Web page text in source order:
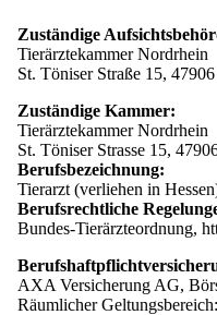
Zuständige
Tierärztekammer Nordrhein
St. Töniser Straße 15,
Zuständige Kammer:
Tierärztekammer Nordrhein
St. Töniser Strasse 15,
Berufsbezeichnung:
Tierarzt (verliehen in
Berufsrechtliche
Bundes-Tierärzteordnung,
AXA Versicherung AG,
Räumlicher